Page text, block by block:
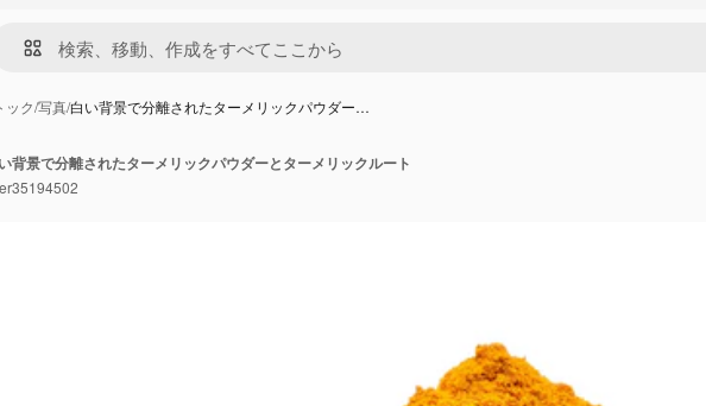
ック/写真/白い背景で分離されたターメリックパウダー…
背景で分離されたターメリックパウダーとターメリックルート